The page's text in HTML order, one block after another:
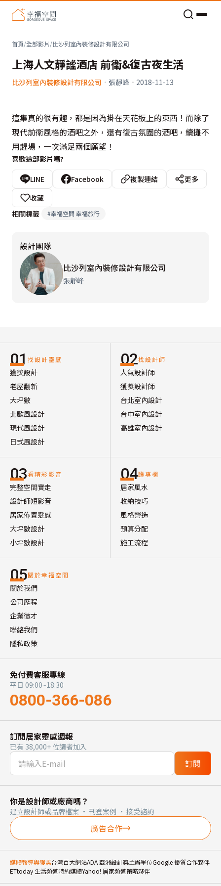
首頁/全部影片/比沙列室內裝修設計有限公司
上海人文靜謐酒店 前衛&復古夜生活
比沙列室內裝修設計有限公司 · 張靜峰 · 2018-11-13
這集真的很有趣，都是因為掛在天花板上的東西！而除了
現代前衛風格的酒吧之外，還有復古氛圍的酒吧，續攤不
用趕場，一次滿足兩個願望！
喜歡這部影片嗎?
LINE Facebook 複製連結
更多
收藏
相關標籤
#幸福空間 幸福旅行
設計團隊
比沙列室內裝修設計有限公司
張靜峰
01 找設計靈感
獲獎設計
老屋翻新
大坪數
北歐風設計
現代風設計
日式風設計
02找設計師
人氣設計師
獲獎設計師
台北室內設計
台中室內設計
高雄室內設計
03看精彩影音
完整空間實走
設計師短影音
居家佈置靈感
大坪數設計
小坪數設計
04讀專欄
居家風水
收納技巧
風格營造
預算分配
施工流程
05關於幸福空間
關於我們
公司歷程
企業徵才
聯絡我們
隱私政策
免付費客服專線
平日 09:00~18:30
0800-366-086
訂閱居家靈感週報
已有 38,000+ 位讀者加入
訂閱
你是設計師或廠商嗎？
建立設計師或品牌檔案 · 刊登案例 · 接受諮詢
廣告合作
媒體報導與獲獎台灣百大網站ADA 亞洲設計獎主辦單位Google 優質合作夥伴
ETtoday 生活頻道特約媒體Yahoo! 居家頻道策略夥伴